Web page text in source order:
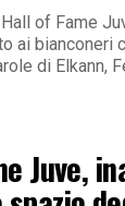
Hall of Fame
ai bianconeri
di Elkann,
Juve,